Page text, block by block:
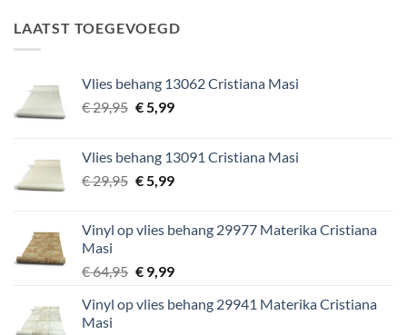
€ 34,95.€ 5,99.
LAATST TOEGEVOEGD
Vlies behang 13062 Cristiana Masi
€29,95 Oorspronkelijke
€ 29,95.
€5,99Huidige
€ 5,99.
Vlies behang 13091 Cristiana Masi
€29,95 Oorspronkelijke
€ 29,95.
€5,99Huidige
€ 5,99.
Vinyl op vlies behang 29977 Materika Cristiana
Masi
€64,95 Oorspronkelijke
was:
€9,99Huidige
is:
Vinyl op vlies behang 29941 Materika Cristiana
Masi